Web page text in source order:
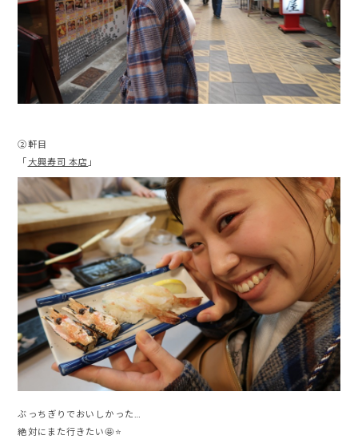
②軒目
「 大興寿司 本店 」
ぶっちぎりでおいしかった…
絶対にまた行きたい🤩⭐️